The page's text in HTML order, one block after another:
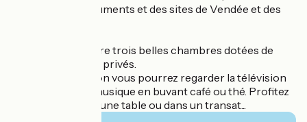
myriade des monuments et des sites de Vendée et des
Villanelle vous offre trois belles chambres dotées de
salles d'eau et WC privés.
Dans le grand salon vous pourrez regarder la télévision
ou écouter de la musique en buvant café ou thé. Profitez
du jardin autour d'une table ou dans un transat...